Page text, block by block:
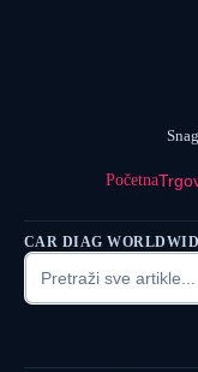
Početna
CAR DIAG